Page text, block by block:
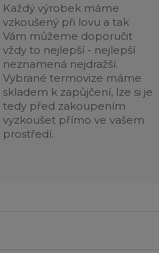
Každý výrobek máme
vzkoušený při lovu a tak
Vám můžeme doporučit
vždy to nejlepší - nejlepší
neznamená nejdražší.
Vybrané termovize máme
skladem k zapůjčení, lze si je
tedy před zakoupením
vyzkoušet přímo ve vašem
prostředí.